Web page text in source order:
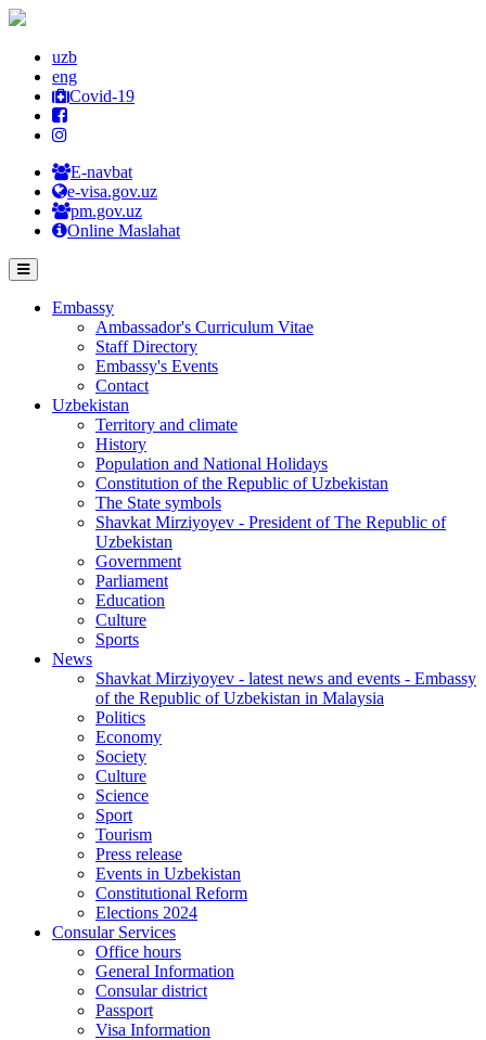
uzb
eng
Covid-19
E-navbat
e-visa.gov.uz
pm.gov.uz
Online Maslahat
Embassy
Ambassador's Curriculum Vitae
Staff Directory
Embassy's Events
Contact
Uzbekistan
Territory and climate
History
Population and National Holidays
Constitution of the Republic of Uzbekistan
The State symbols
Shavkat Mirziyoyev - President of The Republic of
Uzbekistan
Government
Parliament
Education
Culture
Sports
News
Shavkat Mirziyoyev - latest news and events - Embassy
of the Republic of Uzbekistan in Malaysia
Politics
Economy
Society
Culture
Science
Sport
Tourism
Press release
Events in Uzbekistan
Constitutional Reform
Elections 2024
Consular Services
Office hours
General Information
Consular district
Passport
Visa Information